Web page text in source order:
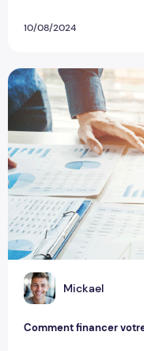
10/08/2024
M Mickael
Comment financer
Comment financer